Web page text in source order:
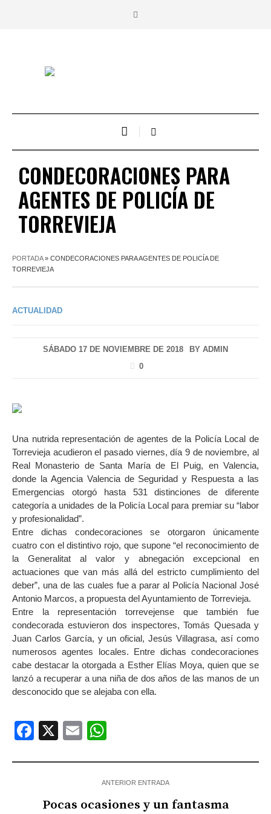
CONDECORACIONES PARA
AGENTES DE POLICÍA DE
TORREVIEJA
PORTADA» CONDECORACIONES PARA AGENTES DE POLICÍA DE
TORREVIEJA
ACTUALIDAD
SÁBADO 17 DE NOVIEMBRE DE 2018 BY ADMIN
0
Una nutrida representación de agentes de la Policía Local de
Torrevieja acudieron el pasado viernes, día 9 de noviembre, al
Real Monasterio de Santa María de El Puig, en Valencia,
donde la Agencia Valencia de Seguridad y Respuesta a las
Emergencias otorgó hasta 531 distinciones de diferente
categoría a unidades de la Policía Local para premiar su “labor
y profesionalidad”.
Entre dichas condecoraciones se otorgaron únicamente
cuatro con el distintivo rojo, que supone “el reconocimiento de
la Generalitat al valor y abnegación excepcional en
actuaciones que van más allá del estricto cumplimiento del
deber”, una de las cuales fue a parar al Policía Nacional José
Antonio Marcos, a propuesta del Ayuntamiento de Torrevieja.
Entre la representación torrevejense que también fue
condecorada estuvieron dos inspectores, Tomás Quesada y
Juan Carlos García, y un oficial, Jesús Villagrasa, así como
numerosos agentes locales. Entre dichas condecoraciones
cabe destacar la otorgada a Esther Elías Moya, quien que se
lanzó a recuperar a una niña de dos años de las manos de un
desconocido que se alejaba con ella.
Facebook
X Email
ANTERIOR ENTRADA
Pocas ocasiones y un fantasma